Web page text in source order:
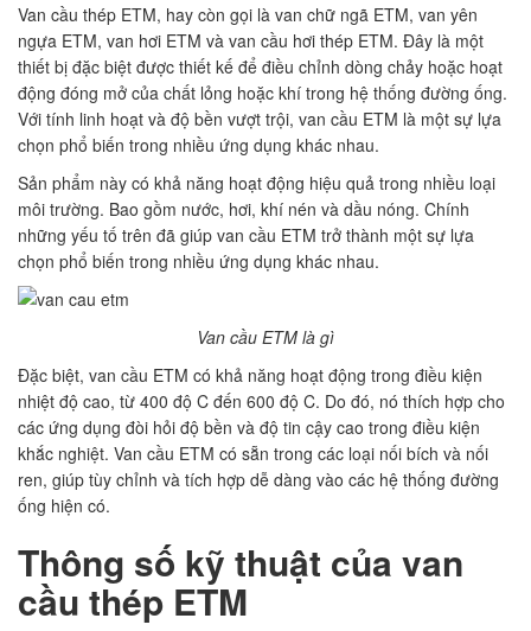
Van cầu thép ETM, hay còn gọi là van chữ ngã ETM, van yên
ngựa ETM, van hơi ETM và van cầu hơi thép ETM. Đây là một
thiết bị đặc biệt được thiết kế để điều chỉnh dòng chảy hoặc hoạt
động đóng mở của chất lỏng hoặc khí trong hệ thống đường ống.
Với tính linh hoạt và độ bền vượt trội, van cầu ETM là một sự lựa
chọn phổ biến trong nhiều ứng dụng khác nhau.
Sản phẩm này có khả năng hoạt động hiệu quả trong nhiều loại
môi trường. Bao gồm nước, hơi, khí nén và dầu nóng. Chính
những yếu tố trên đã giúp van cầu ETM trở thành một sự lựa
chọn phổ biến trong nhiều ứng dụng khác nhau.
Van cầu ETM là gì
Đặc biệt, van cầu ETM có khả năng hoạt động trong điều kiện
nhiệt độ cao, từ 400 độ C đến 600 độ C. Do đó, nó thích hợp cho
các ứng dụng đòi hỏi độ bền và độ tin cậy cao trong điều kiện
khắc nghiệt. Van cầu ETM có sẵn trong các loại nối bích và nối
ren, giúp tùy chỉnh và tích hợp dễ dàng vào các hệ thống đường
ống hiện có.
Thông số kỹ thuật của van
cầu thép ETM